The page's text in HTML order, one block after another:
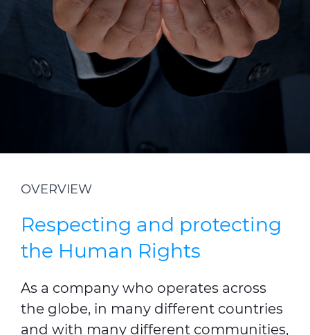
Sustainability
Investor relations
E Path
C@P
OVERVIEW
Respecting and protecting
the Human Rights
As a company who operates across
the globe, in many different countries
and with many different communities,